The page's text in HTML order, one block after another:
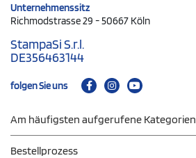
Unternehmenssitz
Richmodstrasse 29 - 50667 Köln
StampaSi S.r.l.
DE356463144
folgen Sie uns
Am häufigsten aufgerufene Kategorien
Bestellprozess